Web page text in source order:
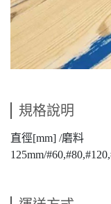
規格說明
直徑[mm] /磨料
125mm/